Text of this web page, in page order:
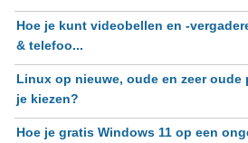
Hoe je kunt videobellen en -
& telefoo...
Linux op nieuwe, oude en zeer oude
je kiezen?
Hoe je gratis Windows 11 op een